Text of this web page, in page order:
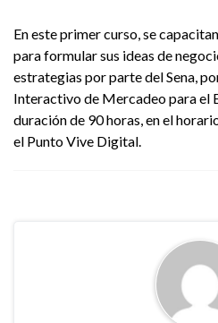
En este primer curso, se
para formular sus ideas de
estrategias por parte del Sena,
Interactivo de Mercadeo para el
duración de 90 horas, en el
el Punto Vive Digital.